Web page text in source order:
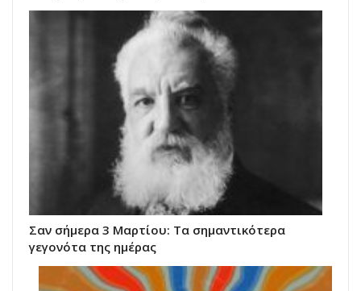
Σαν σήμερα 3 Μαρτίου: Τα σημαντικότερα
γεγονότα της ημέρας